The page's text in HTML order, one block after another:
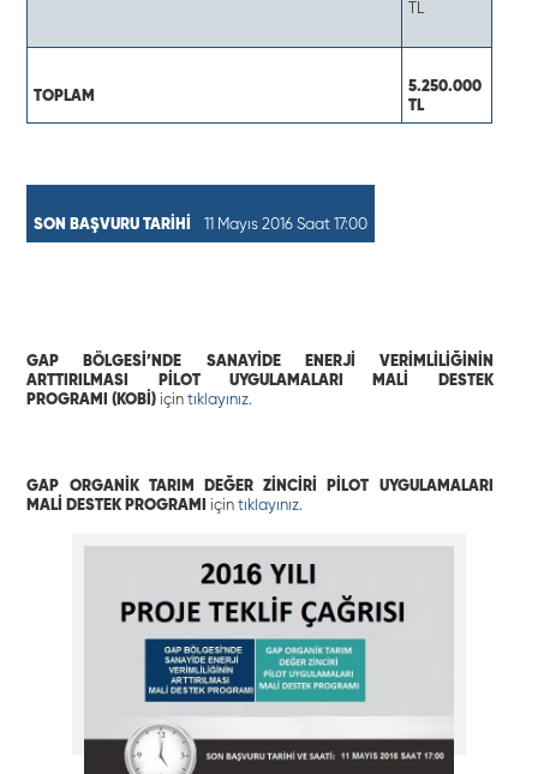
TL
TOPLAM
5.250.000
TL
SON BAŞVURU TARİHİ 11 Mayıs 2016 Saat 17:00
GAP BÖLGESİ’NDE SANAYİDE ENERJİ VERİMLİLİĞİNİN
ARTTIRILMASI PİLOT UYGULAMALARI MALİ DESTEK
PROGRAMI
(KOBİ) içintıklayınız.
GAP ORGANİK TARIM DEĞER ZİNCİRİ PİLOT UYGULAMALARI
MALİ DESTEK PROGRAMI içintıklayınız.